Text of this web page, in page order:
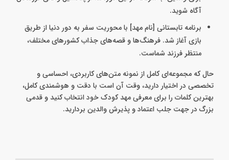
آگاه شوید.
برنامه تابستانی [نام مهد] با محوریت سفر به دور دنیا از طریق
بازی آغاز شد. فرهنگ‌ها و قصه‌های جذاب کشورهای مختلف،
منتظر فرزند شماست.
حال که مجموعه‌ای کامل از نمونه متن‌های کاربردی، احساسی و
تخصصی در اختیار دارید، وقت آن است با دقت و هوشمندی کامل،
بهترین کلمات را برای معرفی مهد کودک خود انتخاب کنید و قدمی
بزرگ در جهت جلب اعتماد و پذیرش والدین بردارید.